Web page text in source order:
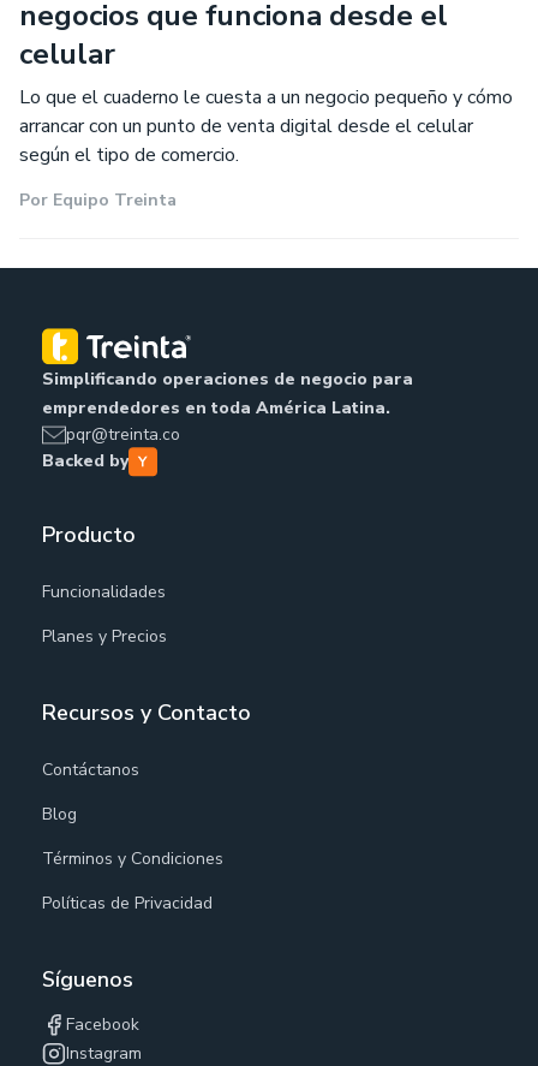
negocios que funciona desde el
celular
Lo que el cuaderno le cuesta a un negocio pequeño y cómo
arrancar con un punto de venta digital desde el celular
según el tipo de comercio.
Por Equipo Treinta
Simplificando operaciones de negocio para
emprendedores en toda América Latina.
pqr@treinta.co
Backed by
Producto
Funcionalidades
Planes y Precios
Recursos y Contacto
Contáctanos
Blog
Términos y Condiciones
Políticas de Privacidad
Síguenos
Facebook
Instagram